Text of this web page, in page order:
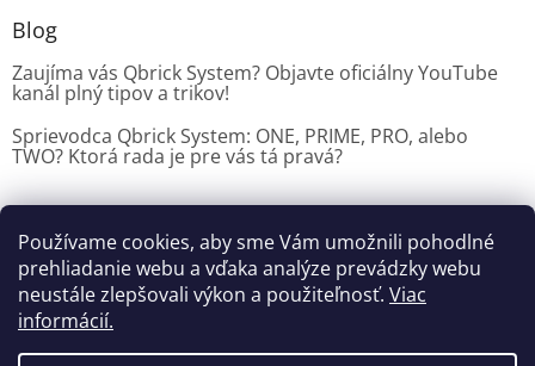
Používame cookies, aby sme Vám umožnili pohodlné
prehliadanie webu a vďaka analýze prevádzky webu
neustále zlepšovali výkon a použiteľnosť. Viac
informácií.
Blog
Zaujíma vás Qbrick System? Objavte oficiálny YouTube
kanál plný tipov a trikov!
Sprievodca Qbrick System: ONE, PRIME, PRO, alebo
TWO? Ktorá rada je pre vás tá pravá?
Dílenské vybavení CZ